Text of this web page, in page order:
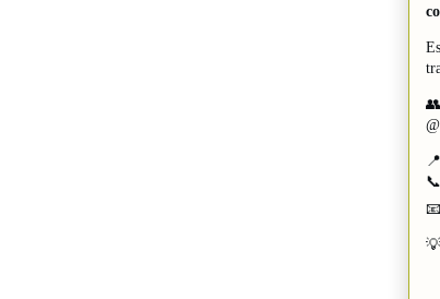
👥
📧
💡